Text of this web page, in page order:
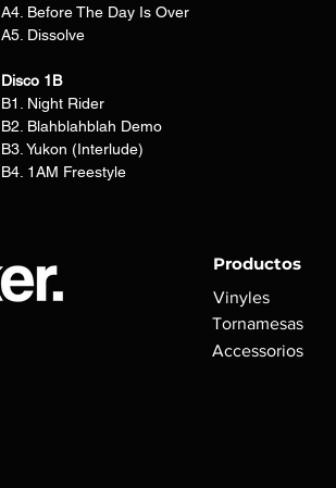
A4. Before The Day Is Over
A5. Dissolve
Disco 1B
B1. Night Rider
B2. Blahblahblah Demo
B3. Yukon (Interlude)
B4. 1AM Freestyle
Productos
Vinyles
Tornamesas
Accessorios